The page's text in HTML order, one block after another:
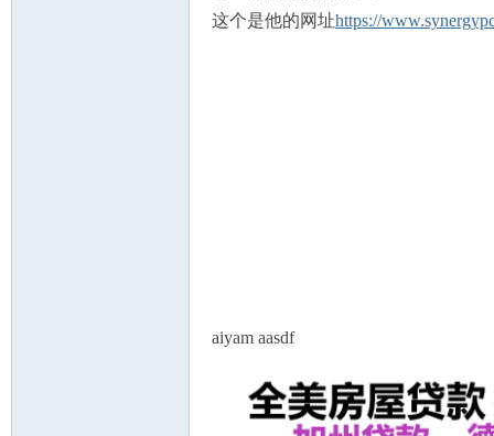
这个是他的网址https://
aiyam aasdf